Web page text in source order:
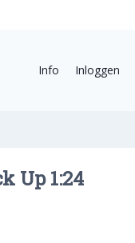
Info Inloggen
Up 1:24